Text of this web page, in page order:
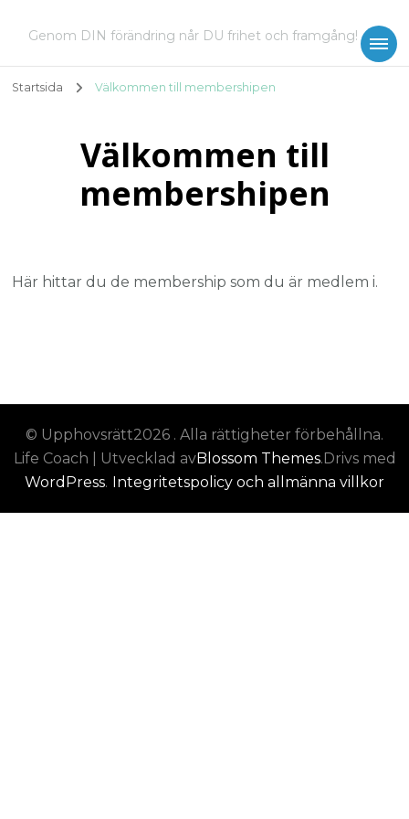
Genom DIN förändring når DU frihet och framgång!
Startsida Välkommen till membershipen
Välkommen till
membershipen
Här hittar du de membership som du är medlem i.
© Upphovsrätt2026 . Alla rättigheter förbehållna.
Life Coach | Utvecklad avBlossom Themes.Drivs med
WordPress. Integritetspolicy och allmänna villkor